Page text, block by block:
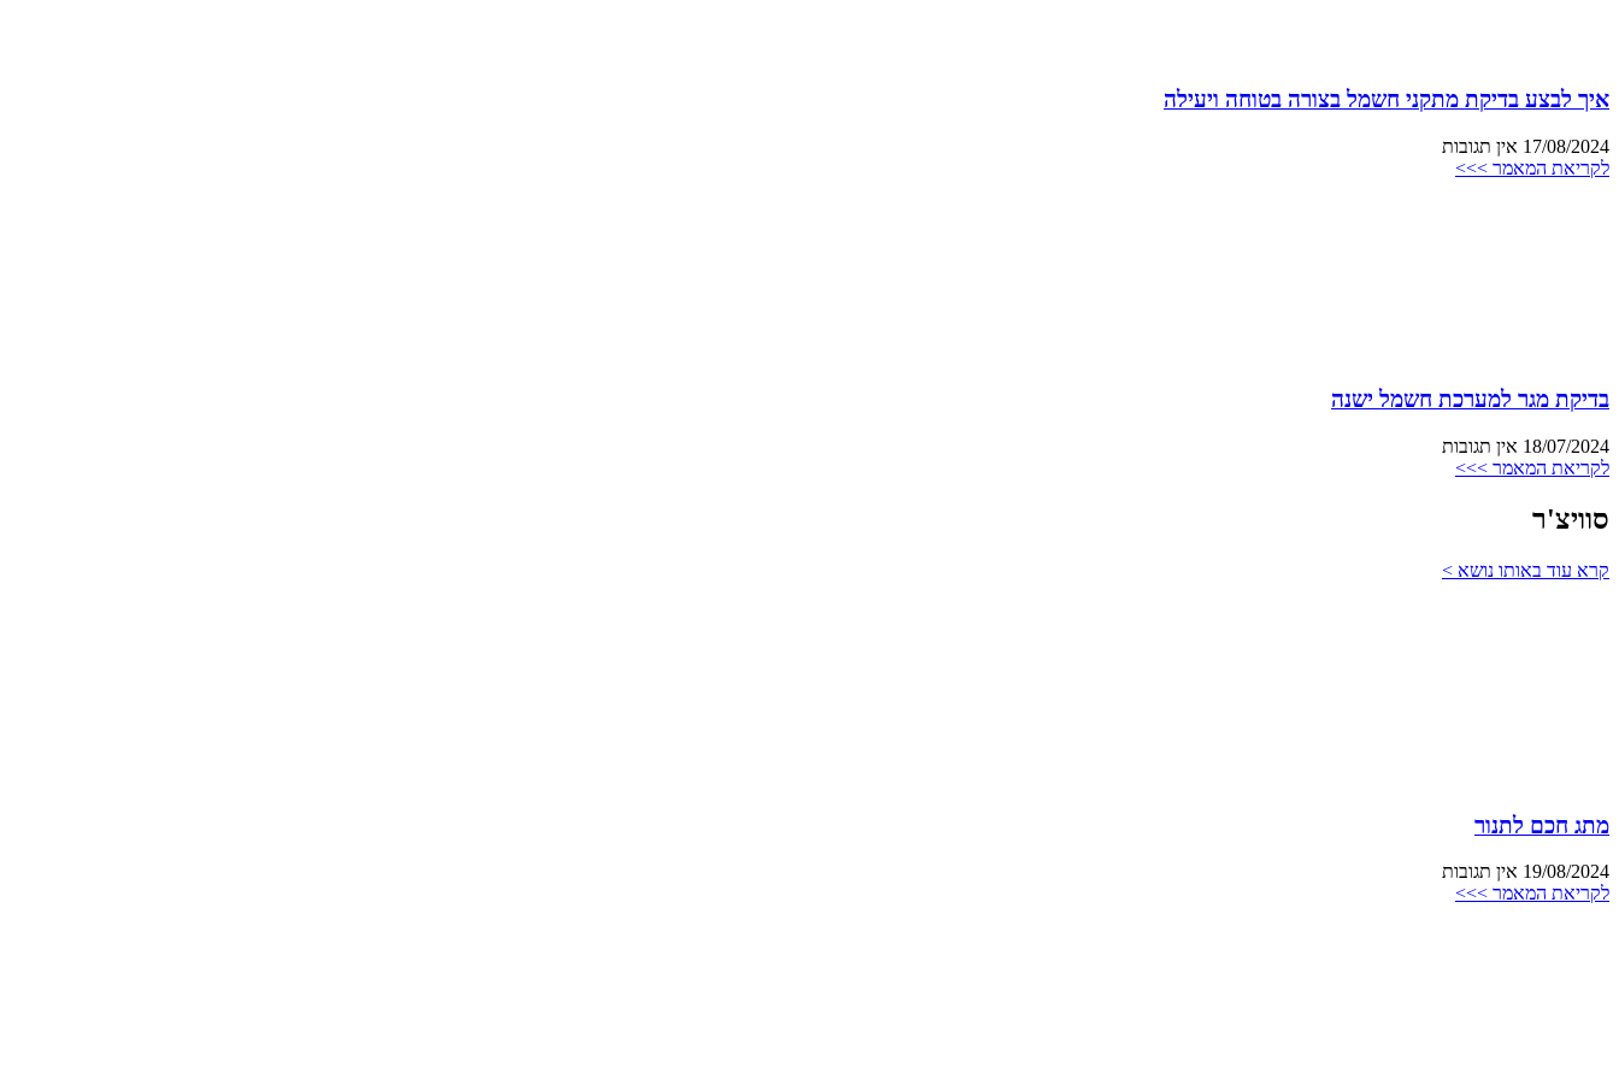
איך לבצע בדיקת מתקני חשמל בצורה בטוחה ויעילה
17/08/2024 אין תגובות
לקריאת המאמר >>>
בדיקת מגר למערכת חשמל ישנה
18/07/2024 אין תגובות
לקריאת המאמר >>>
סוויצ'ר
קרא עוד באותו נושא >
מתג חכם לתנור
19/08/2024 אין תגובות
לקריאת המאמר >>>